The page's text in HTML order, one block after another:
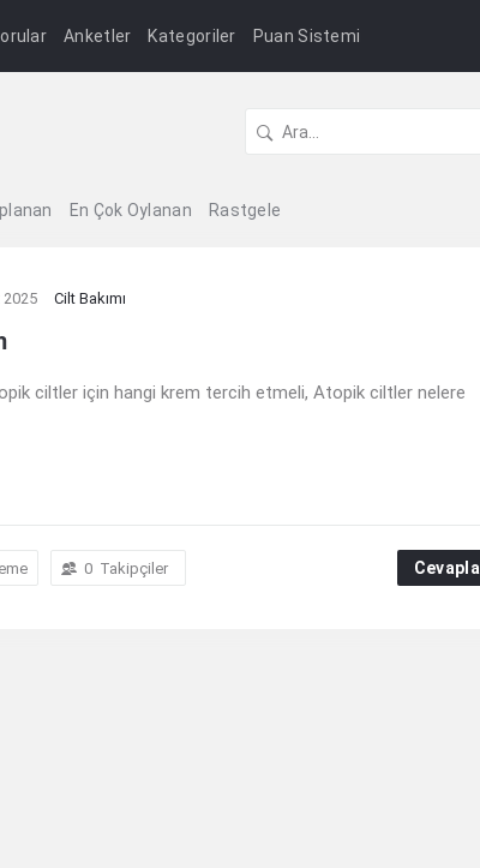
Anketler Kategoriler Puan Sistemi
En Çok Oylanan Rastgele
2025 Cilt Bakımı
ciltler için hangi krem tercih etmeli, Atopik ciltler nelere
0 Takipçiler Cevapla